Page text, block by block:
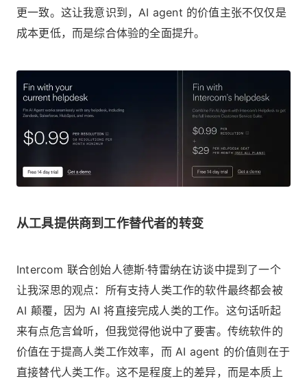
更一致。这让我意识到，AI agent 的价值主张不仅仅是
成本更低，而是综合体验的全面提升。
从工具提供商到工作替代者的转变
Intercom 联合创始人德斯·特雷纳在访谈中提到了一个
让我深思的观点：所有支持人类工作的软件最终都会被
AI 颠覆，因为 AI 将直接完成人类的工作。这句话听起
来有点危言耸听，但我觉得他说中了要害。传统软件的
价值在于提高人类工作效率，而 AI agent 的价值则在于
直接替代人类工作。这不是程度上的差异，而是本质上